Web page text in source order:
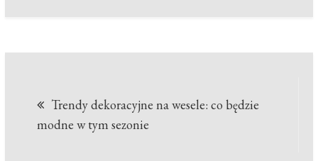
wpisu
Trendy dekoracyjne na wesele: co będzie
modne w tym sezonie